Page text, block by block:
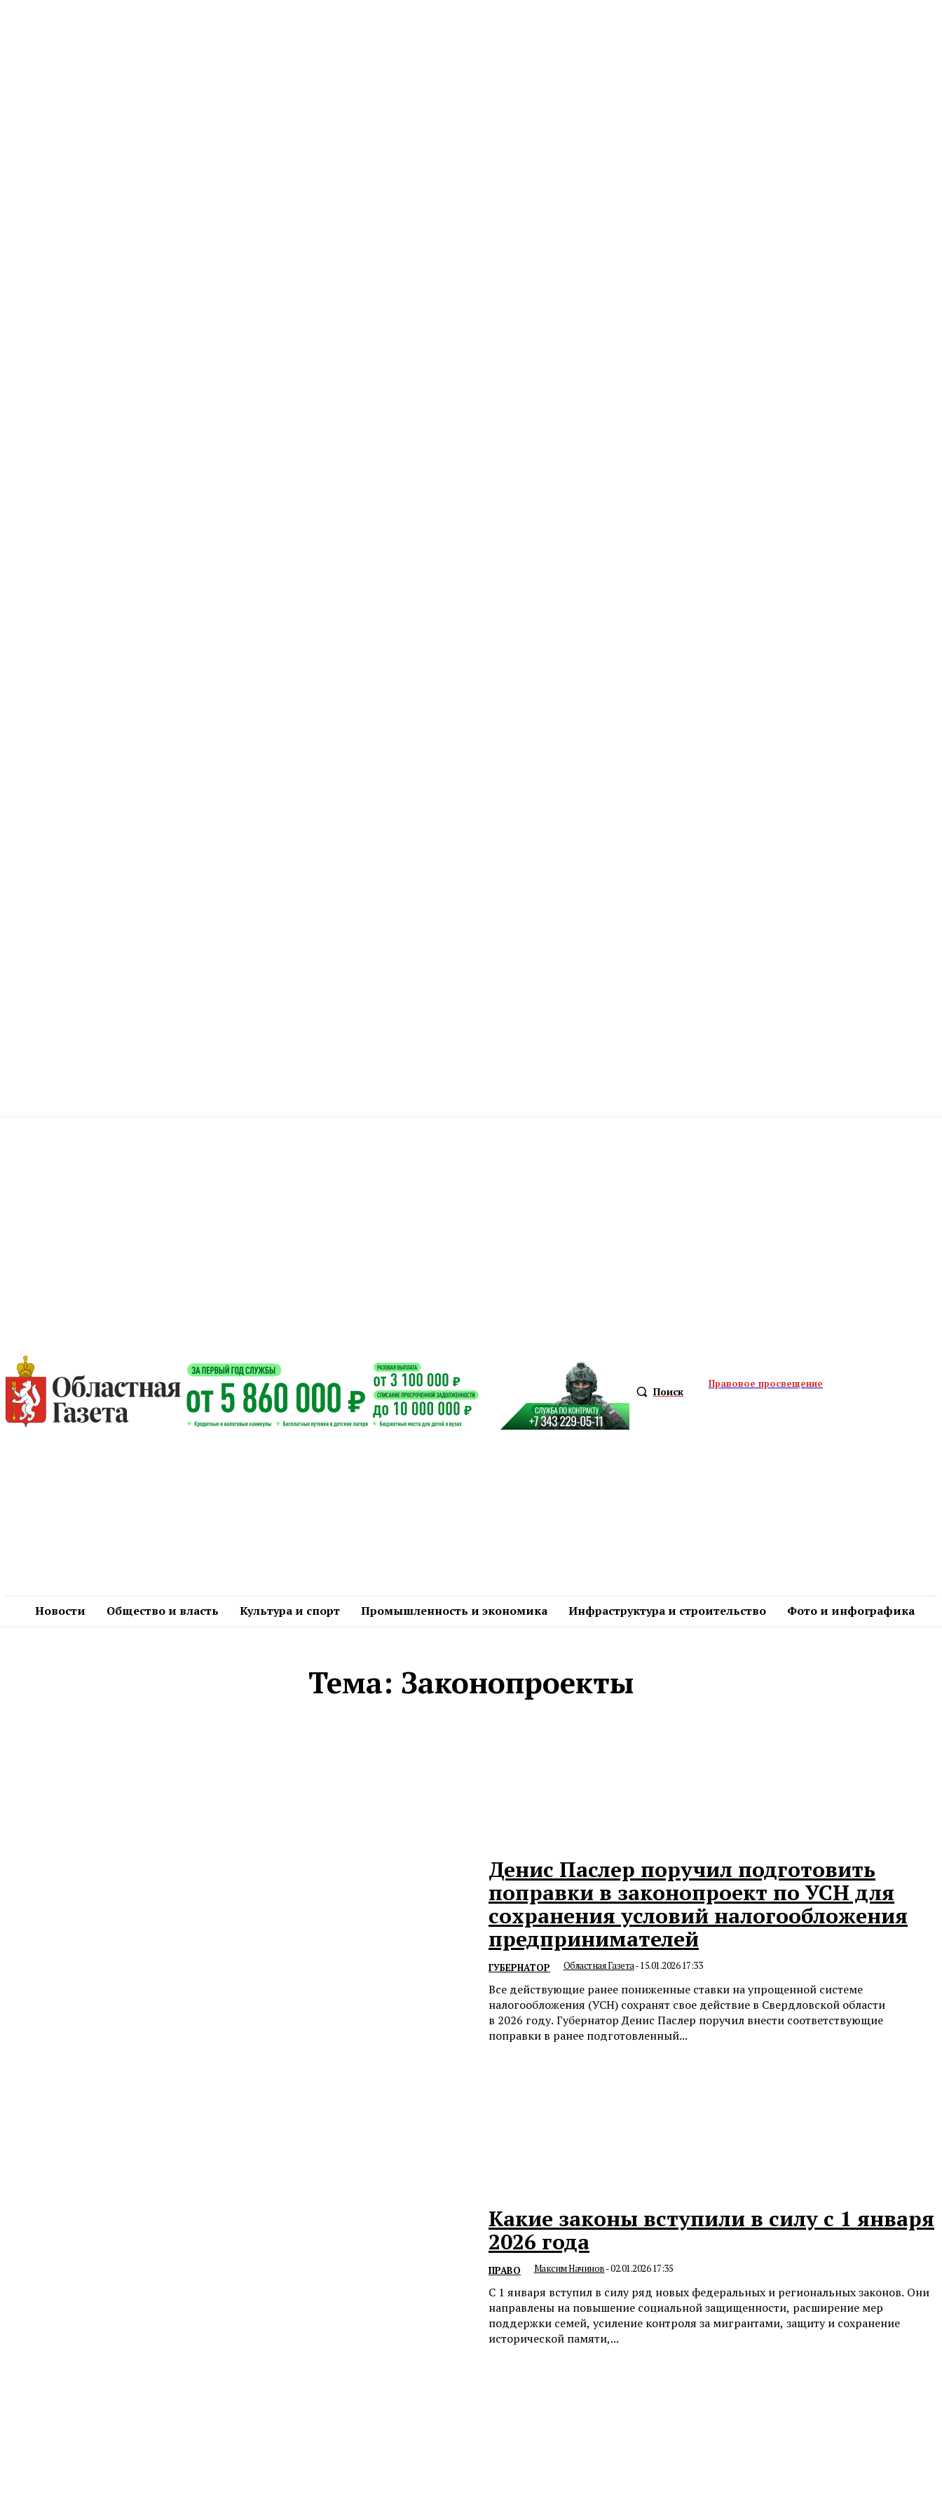
Поиск
Правовое просвещение
Новости Общество и власть Культура и спорт Промышленность и экономика Инфраструктура и строительство Фото и инфографика
Тема: Законопроекты
Денис Паслер поручил подготовить
поправки в законопроект по УСН для
сохранения условий налогообложения
предпринимателей
ГУБЕРНАТОР Областная Газета-15.01.2026 17:33
Все действующие ранее пониженные ставки на упрощенной системе
налогообложения (УСН) сохранят свое действие в Свердловской области
в 2026 году. Губернатор Денис Паслер поручил внести соответствующие
поправки в ранее подготовленный...
Какие законы вступили в силу с 1 января
2026 года
ПРАВО Максим Начинов-02.01.2026 17:35
С 1 января вступил в силу ряд новых федеральных и региональных законов. Они
направлены на повышение социальной защищенности, расширение мер
поддержки семей, усиление контроля за мигрантами, защиту и сохранение
исторической памяти,...